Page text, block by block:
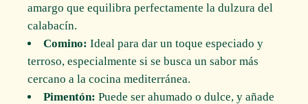
amargo que equilibra perfectamente la dulzura del
calabacín.
Comino: Ideal para dar un toque especiado y
terroso, especialmente si se busca un sabor más
cercano a la cocina mediterránea.
Pimentón: Puede ser ahumado o dulce, y añade